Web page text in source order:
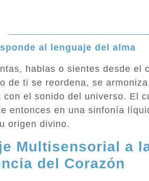
al lenguaje del alma
hablas o sientes desde el
de ti se reordena, se
con el sonido del universo. El
entonces en una sinfonía
origen divino.
Multisensorial a
del Corazón